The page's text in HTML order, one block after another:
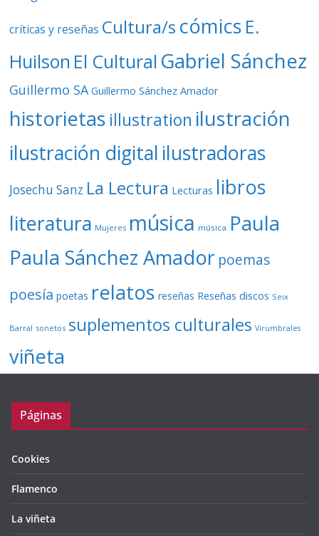
críticas y reseñas Cultura/s cómics E.
Huilson El Cultural Gabriel Sánchez
Guillermo SA Guillermo Sánchez Amador
historietas illustration ilustración
ilustración digital ilustradoras
Josechu Sanz La Lectura Lecturas libros
literatura Mujeres música música Paula
Paula Sánchez Amador poemas
poesía poetas relatos reseñas Reseñas discos Seix
Barral sonetos suplementos culturales Virumbrales
viñeta
Páginas
Cookies
Flamenco
La viñeta